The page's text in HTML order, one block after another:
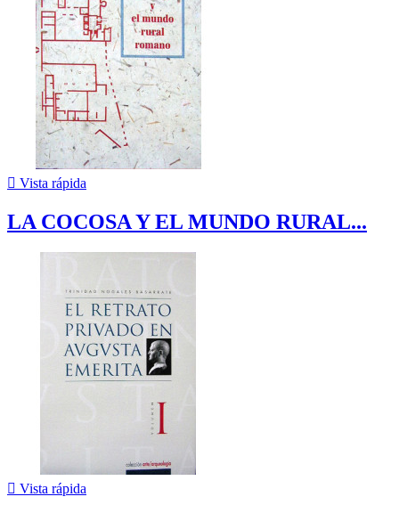
 Vista rápida
LA COCOSA Y EL MUNDO RURAL...
 Vista rápida